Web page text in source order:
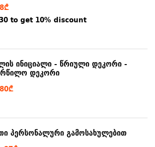
8₾Price
range:
to get 10% discount
ინიციალი - წრიული დეკორი -
დეკორი
80₾Price
through
80₾
პერსონალური გამოსახულებით